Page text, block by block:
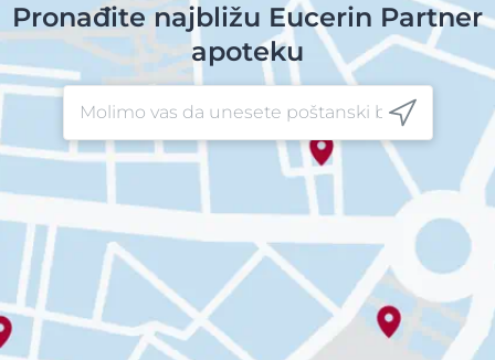
Pronađite najbližu Eucerin Partner
apoteku